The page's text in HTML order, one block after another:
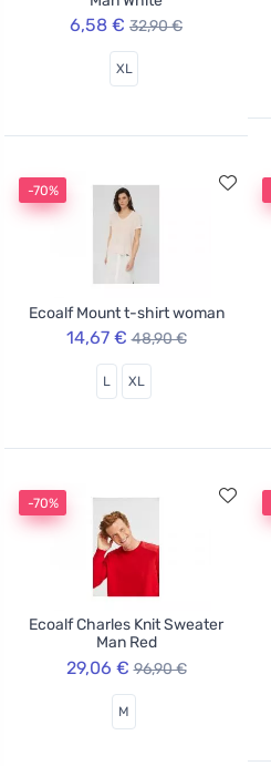
6,58 € 32,90 €
XL
-70%
Ecoalf Mount t-shirt woman
14,67 € 48,90 €
L XL
-70%
Ecoalf Charles Knit Sweater
Man Red
29,06 € 96,90 €
M